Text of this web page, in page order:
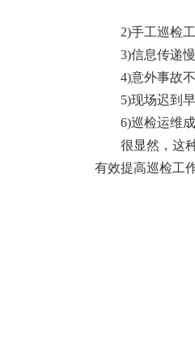
2)手工巡检
3)信息传递
4)意外事故
5)现场迟到
6)巡检运维
很显然，这
有效提高巡检工